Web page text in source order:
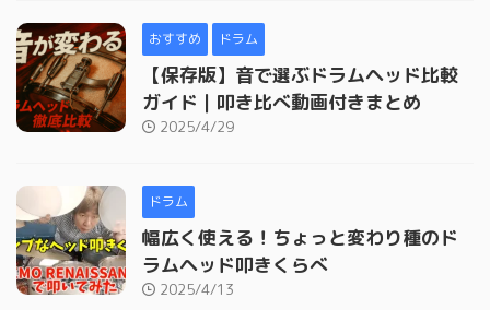
おすすめ ドラム
【保存版】音で選ぶドラムヘッド比較
ガイド｜叩き比べ動画付きまとめ
2025/4/29
ドラム
幅広く使える！ちょっと変わり種のド
ラムヘッド叩きくらべ
2025/4/13